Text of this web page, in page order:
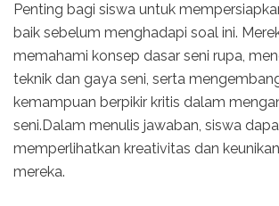
Penting bagi siswa untuk
baik sebelum menghadapi soal ini.
memahami konsep dasar seni rupa,
teknik dan gaya seni, serta
kemampuan berpikir kritis dalam
seni.Dalam menulis jawaban, siswa
memperlihatkan kreativitas dan
mereka.